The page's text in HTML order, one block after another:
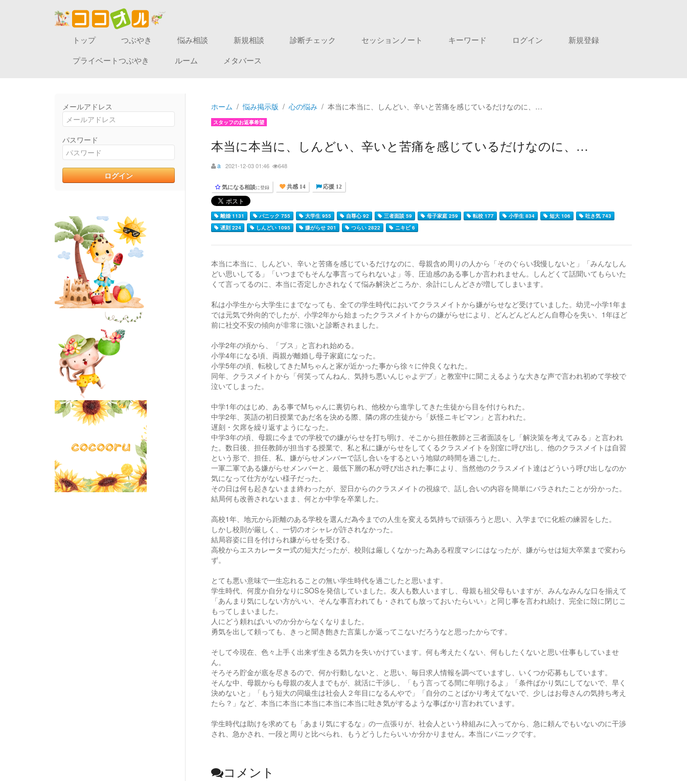
トップ つぶやき 悩み相談 新規相談 診断チェック セッションノート キーワード ログイン
新規登録
プライベートつぶやき
ルーム メタバース
メールアドレス
パスワード
ホーム 悩み掲示版 心の悩み 本当に本当に、しんどい、辛いと苦痛を感じているだけなのに、…
スタッフのお返事希望
本当に本当に、しんどい、辛いと苦痛を感じているだけなのに、…
a 2021-12-03 01:46 648
気になる相談に登録 共感 14 応援 12
離婚 1131 パニック 755 大学生 955 自尊心 92 三者面談 59 母子家庭 259 転校 177 小学生 834 短大 106
吐き気 743
遅刻 224
しんどい 1095 嫌がらせ 201 つらい 2822 ニキビ 6
本当に本当に、しんどい、辛いと苦痛を感じているだけなのに、母親含め周りの人から「そのぐらい我慢しないと」「みんなしん
どい思いしてる」「いつまでもそんな事言ってられないよ」等、圧迫感のある事しか言われません。しんどくて話聞いてもらいた
くて言ってるのに、本当に否定しかされなくて悩み解決どころか、余計にしんどさが増してしまいます。
私は小学生から大学生にまでなっても、全ての学生時代においてクラスメイトから嫌がらせなど受けていました。幼児~小学1年ま
では元気で外向的でしたが、小学2年から始まったクラスメイトからの嫌がらせにより、どんどんどんどん自尊心を失い、1年ほど
前に社交不安の傾向が非常に強いと診断されました。
小学2年の頃から、「ブス」と言われ始める。
小学4年になる頃、両親が離婚し母子家庭になった。
小学5年の頃、転校してきたMちゃんと家が近かった事から徐々に仲良くなれた。
同年、クラスメイトから「何笑ってんねん、気持ち悪いんじゃよデブ」と教室中に聞こえるような大きな声で言われ初めて学校で
泣いてしまった。
中学1年のはじめ、ある事でMちゃんに裏切られ、他校から進学してきた生徒から目を付けられた。
中学2年、英語の初日授業であだ名を決める際、隣の席の生徒から「妖怪ニキビマン」と言われた。
遅刻・欠席を繰り返すようになった。
中学3年の頃、母親に今までの学校での嫌がらせを打ち明け、そこから担任教師と三者面談をし「解決策を考えてみる」と言われ
た。数日後、担任教師が担当する授業で、私と私に嫌がらせをしてくるクラスメイトを別室に呼び出し、他のクラスメイトは自習
という形で、担任、私、嫌がらせメンバーで話し合いをするという地獄の時間を過ごした。
一軍二軍である嫌がらせメンバーと、最低下層の私が呼び出された事により、当然他のクラスメイト達はどういう呼び出しなのか
気になって仕方がない様子だった。
その日は何も起きないまま終わったが、翌日からのクラスメイトの視線で、話し合いの内容を簡単にバラされたことが分かった。
結局何も改善されないまま、何とか中学を卒業した。
高校1年、地元から距離のある学校を選んだ為今までの人生を変える気持ちで頑張ろうと思い、入学までに化粧の練習をした。
しかし校則が厳しく、一切のオシャレが許されなかった。
結局容姿に目を付けられ嫌がらせを受ける。
高校からエスカレーター式の短大だったが、校則は厳しくなかった為ある程度マシにはなったが、嫌がらせは短大卒業まで変わら
ず。
とても悪い意味で一生忘れることの無い学生時代を過ごしたと思います。
学生時代、何度か自分なりにSOSを発信していました。友人も数人いますし、母親も祖父母もいますが、みんなみんな口を揃えて
「あんまり気にしない方がいい、そんな事言われても・されても放っておいたらいい」と同じ事を言われ続け、完全に殻に閉じこ
もってしまいました。
人にどう頼ればいいのか分からなくなりました。
勇気を出して頼っても、きっと聞き飽きた言葉しか返ってこないだろうなと思ったからです。
そして今現在、色々上手く出来ず生きる気力を失いかけています。何も考えたくない、何もしたくないと思い仕事もしていませ
ん。
そろそろ貯金が底を尽きるので、何か行動しないと、と思い、毎日求人情報を調べていますし、いくつか応募もしています。
そんな中、母親からも母親の友人までもが、就活に干渉し、「もう言ってる間に年明けるよ」「条件ばかり気にしてないで、早く
決めないと」「もう短大の同級生は社会人２年目になるんやで」「自分のことばかり考えてないで、少しはお母さんの気持ち考え
たら？」など、本当に本当に本当に本当に本当に吐き気がするような事ばかり言われています。
学生時代は助けを求めても「あまり気にするな」の一点張りが、社会人という枠組みに入ってから、急に頼んでもいないのに干渉
され、急かされ、一段と周りと比べられ、もうどうしたらいいか分かりません。本当にパニックです。
コメント